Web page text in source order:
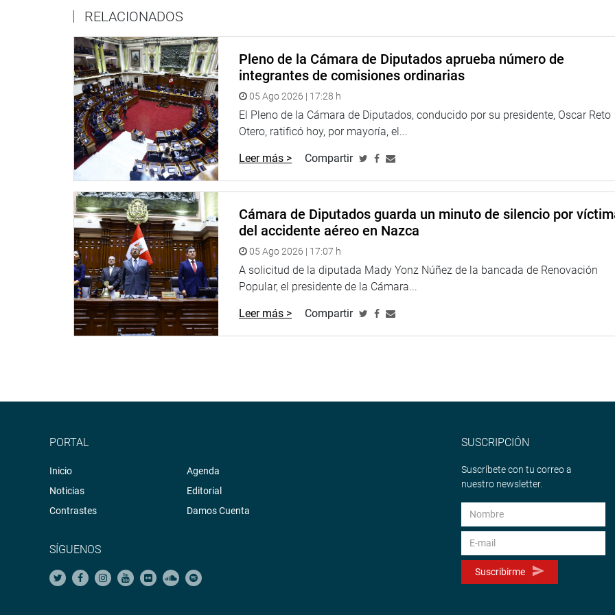
Informe de la rectora (i) y vicerrectora académica de la Universidad Nacional de Ingeniería (UNI), Shirley Chilet
Cama, para que explique sobre la problemática en la gestión y funcionamiento de la UNI, como consecuencia de
la renuncia del exrector de dicha casa de estudios, Alfonso López Chau.
OFICINA DE COMUNICACIONES E IMAGEN INSTITUCIONAL
RELACIONADOS
Pleno de la Cámara de Diputados aprueba número de
integrantes de comisiones ordinarias
05 Ago 2026 | 17:28 h
El Pleno de la Cámara de Diputados, conducido por su presidente, Oscar Reto
Otero, ratificó hoy, por mayoría, el...
Leer más > Compartir
Cámara de Diputados guarda un minuto de silencio por
del accidente aéreo en Nazca
05 Ago 2026 | 17:07 h
A solicitud de la diputada Mady Yonz Núñez de la bancada de Renovación
Popular, el presidente de la Cámara...
Leer más > Compartir
PORTAL
Inicio
Noticias
Contrastes
Agenda
Editorial
Damos Cuenta
SÍGUENOS
SUSCRIPCIÓN
Suscríbete con tu correo a
nuestro newsletter.
Suscribirme